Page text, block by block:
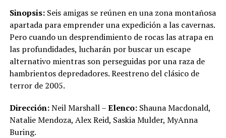
Sinopsis:Seis amigas se reúnen en una zona montañosa
apartada para emprender una expedición a las cavernas.
Pero cuando un desprendimiento de rocas las atrapa en
las profundidades, lucharán por buscar un escape
alternativo mientras son perseguidas por una raza de
hambrientos depredadores. Reestreno del clásico de
terror de 2005.
Dirección:Neil Marshall –Elenco:Shauna Macdonald,
Natalie Mendoza, Alex Reid, Saskia Mulder, MyAnna
Buring.